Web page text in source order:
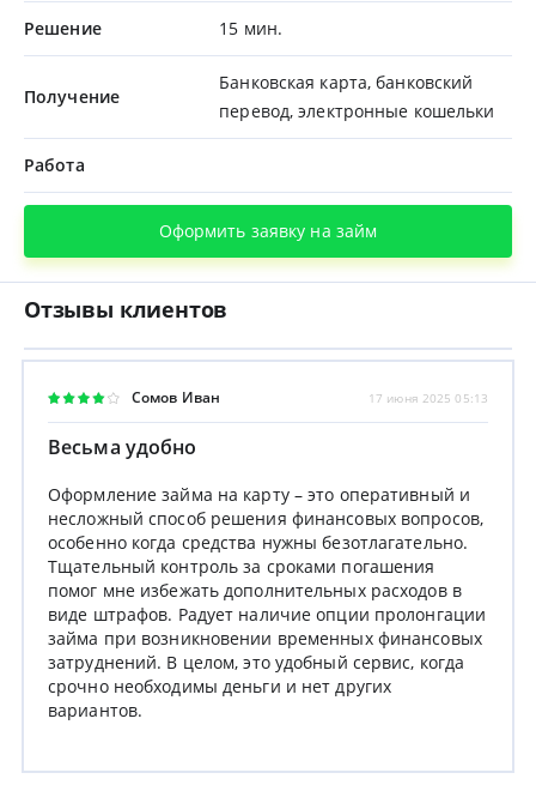
Решение 15 мин.
Получение
Банковская карта, банковский
перевод, электронные кошельки
Работа
Оформить заявку на займ
Отзывы клиентов
Сомов Иван 17 июня 2025 05:13
Весьма удобно
Оформление займа на карту – это оперативный и
несложный способ решения финансовых вопросов,
особенно когда средства нужны безотлагательно.
Тщательный контроль за сроками погашения
помог мне избежать дополнительных расходов в
виде штрафов. Радует наличие опции пролонгации
займа при возникновении временных финансовых
затруднений. В целом, это удобный сервис, когда
срочно необходимы деньги и нет других
вариантов.